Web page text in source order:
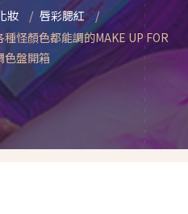
妝
唇彩腮紅
怪顏色都能調的MAKE UP FOR
色盤開箱